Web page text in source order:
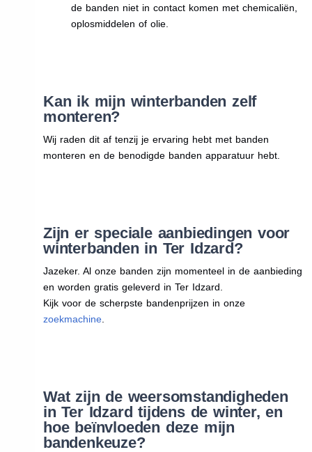
de banden niet in contact komen met chemicaliën,
oplosmiddelen of olie.
Kan ik mijn winterbanden zelf
monteren?
Wij raden dit af tenzij je ervaring hebt met banden
monteren en de benodigde banden apparatuur hebt.
Zijn er speciale aanbiedingen voor
winterbanden in Ter Idzard?
Jazeker. Al onze banden zijn momenteel in de aanbieding
en worden gratis geleverd in Ter Idzard.
Kijk voor de scherpste bandenprijzen in onze
zoekmachine.
Wat zijn de weersomstandigheden
in Ter Idzard tijdens de winter, en
hoe beïnvloeden deze mijn
bandenkeuze?